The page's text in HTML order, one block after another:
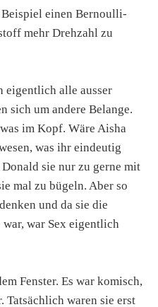
einen Bernoulli-
mehr Drehzahl zu
eigentlich alle ausser
sich um andere Belange.
im Kopf. Wäre Aisha
was ihr eindeutig
sie nur zu gerne mit
mal zu bügeln. Aber so
und da sie die
war Sex eigentlich
Fenster. Es war komisch,
Tatsächlich waren sie erst